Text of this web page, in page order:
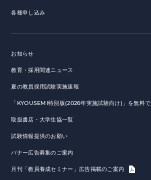
各種申し込み
お知らせ
教育・採用関連ニュース
夏の教員採用試験実施速報
「KYOUSEMI特別版(2026年実施試験向け)」を無料
取扱書店・大学生協一覧
試験情報提供のお願い
バナー広告募集のご案内
月刊「教員養成セミナー」広告掲載のご案内